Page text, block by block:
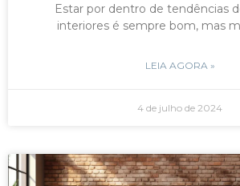
Estar por dentro de tendências
interiores é sempre bom, mas
LEIA AGORA »
4 de julho de 2024